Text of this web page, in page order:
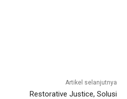
Artikel selanjutnya
Restorative Justice, Solusi